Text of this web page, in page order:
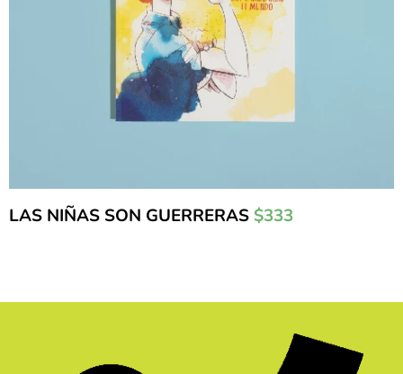
LAS NIÑAS SON GUERRERAS $333